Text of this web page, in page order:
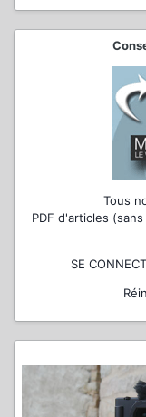
Tous
PDF d'articles
SE